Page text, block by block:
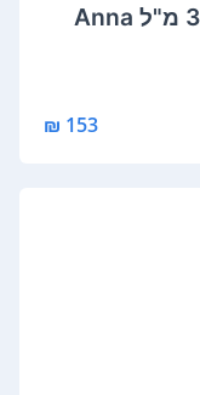
פרמיום BB קרם SPF30 בז' 30 מ"ל Anna
153 ₪